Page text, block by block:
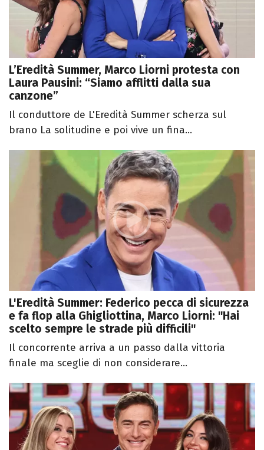
L’Eredità Summer, Marco Liorni protesta con
Laura Pausini: “Siamo afflitti dalla sua
canzone”
Il conduttore de L'Eredità Summer scherza sul
brano La solitudine e poi vive un fina...
L'Eredità Summer: Federico pecca di sicurezza
e fa flop alla Ghigliottina, Marco Liorni: "Hai
scelto sempre le strade più difficili"
Il concorrente arriva a un passo dalla vittoria
finale ma sceglie di non considerare...